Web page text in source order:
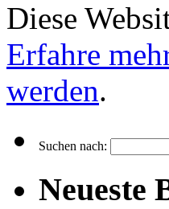
Diese
Erfahre
werden.
Suchen nach:
Neueste